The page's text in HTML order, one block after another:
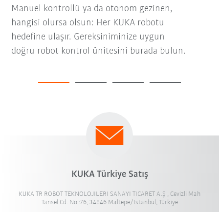
Manuel kontrollü ya da otonom gezinen,
hangisi olursa olsun: Her KUKA robotu
hedefine ulaşır. Gereksiniminize uygun
doğru robot kontrol ünitesini burada bulun.
KUKA Türkiye Satış
KUKA TR ROBOT TEKNOLOJILERI SANAYI TICARET A.Ş , Cevizli Mah
Tansel Cd. No.:76, 34846 Maltepe/Istanbul, Türkiye